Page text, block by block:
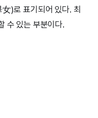
)로 표기되어 있다. 최
수 있는 부분이다.